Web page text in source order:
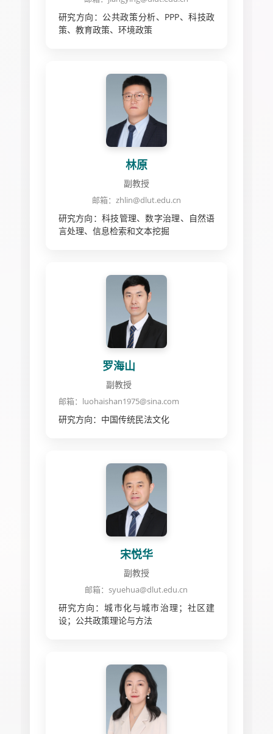
研究方向：公共政策分析、PPP、科技政
策、教育政策、环境政策
林原
副教授
邮箱：zhlin@dlut.edu.cn
研究方向：科技管理、数字治理、自然语
言处理、信息检索和文本挖掘
罗海山
副教授
邮箱：luohaishan1975@sina.com
研究方向：中国传统民法文化
宋悦华
副教授
邮箱：syuehua@dlut.edu.cn
研究方向：城市化与城市治理；社区建
设；公共政策理论与方法